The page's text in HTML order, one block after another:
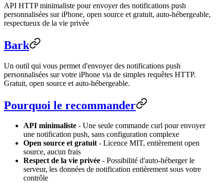
API HTTP minimaliste pour envoyer des notifications push
personnalisées sur iPhone, open source et gratuit, auto-hébergeable,
respectueux de la vie privée
Bark
Un outil qui vous permet d'envoyer des notifications push
personnalisées sur votre iPhone via de simples requêtes HTTP.
Gratuit, open source et auto-hébergeable.
Pourquoi le recommander
API minimaliste - Une seule commande curl pour envoyer
une notification push, sans configuration complexe
Open source et gratuit- Licence MIT, entièrement open
source, aucun frais
Respect de la vie privée - Possibilité d'auto-héberger le
serveur, les données de notification entièrement sous votre
contrôle